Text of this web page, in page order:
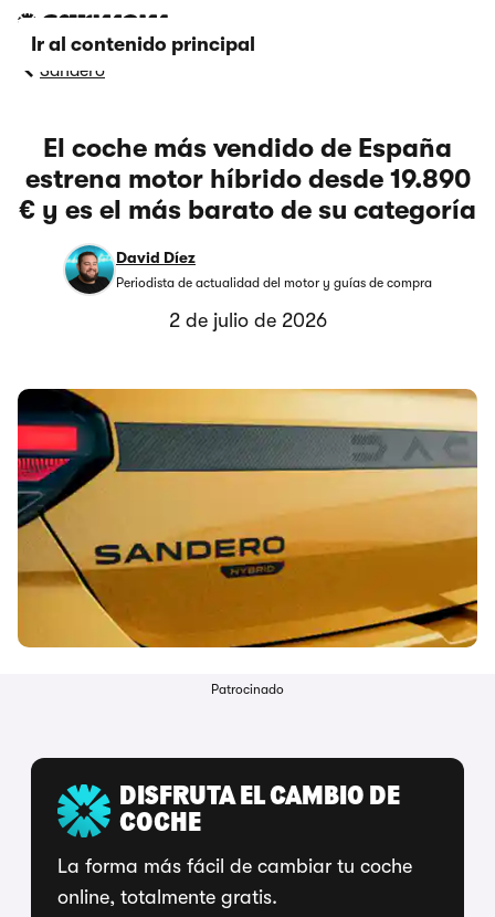
Ir al contenido principal
Sandero
El coche más vendido de España
estrena motor híbrido desde 19.890
€ y es el más barato de su categoría
David Díez
Periodista de actualidad del motor y guías de compra
2 de julio de 2026
Patrocinado
DISFRUTA EL CAMBIO DE
COCHE
La forma más fácil de cambiar tu coche
online, totalmente gratis.